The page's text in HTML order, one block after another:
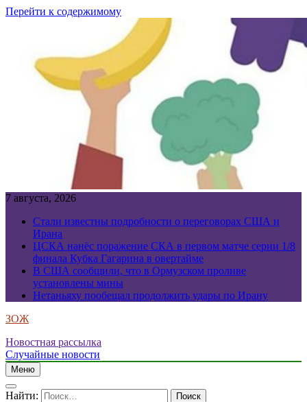
Перейти к содержимому
7 августа, 2026
Стали известны подробности о переговорах США и
Ирана
ЦСКА нанёс поражение СКА в первом матче серии 1/8
финала Кубка Гагарина в овертайме
В США сообщили, что в Ормузском проливе
установлены мины
Нетаньяху пообещал продолжить удары по Ирану
ЗОЖ
Новостная рассылка
Случайные новости
Меню
Найти: